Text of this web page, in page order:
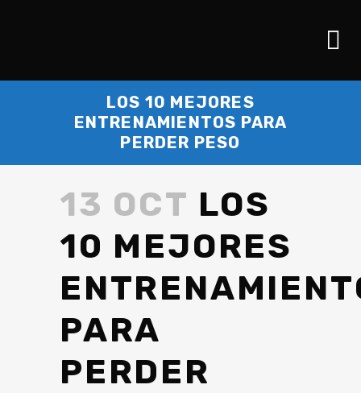
LOS 10 MEJORES
ENTRENAMIENTOS PARA
PERDER PESO
13 OCT LOS
10 MEJORES
PARA
PERDER